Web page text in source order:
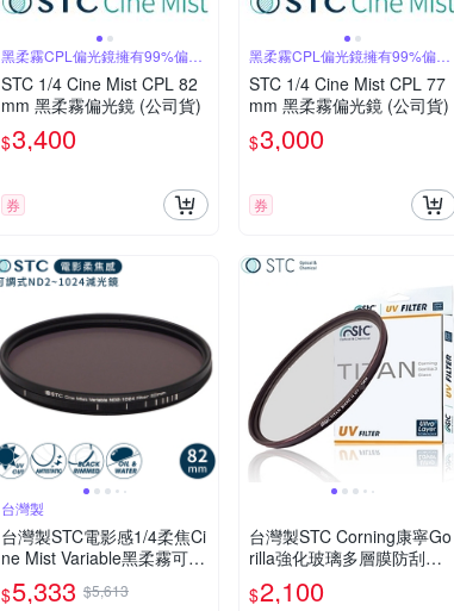
黑柔霧CPL偏光鏡擁有99%偏光
率
STC 1/4 Cine Mist CPL 82
mm 黑柔霧偏光鏡 (公司貨)
$3,400
券
黑柔霧CPL偏光鏡擁有99%偏光
率
STC 1/4 Cine Mist CPL 77
mm 黑柔霧偏光鏡 (公司貨)
$3,000
券
台灣製
台灣製STC電影感1/4柔焦Ci
ne Mist Variable黑柔霧可調
減光鏡ND2-1024黑柔焦82
mm濾鏡986750(雙面防污
$5,333 $5,613
台灣製STC Corning康寧Go
rilla強化玻璃多層膜防刮防
污Titan 72mm保護鏡頭保護
鏡(抗撞防靜電)
$2,100